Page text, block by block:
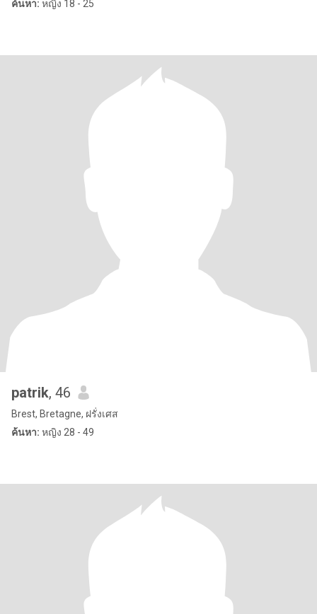
ค้นหา: หญิง 18 - 25
patrik, 46
Brest, Bretagne, ฝรั่งเศส
ค้นหา: หญิง 28 - 49